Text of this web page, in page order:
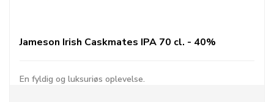
Jameson Irish Caskmates IPA 70 cl. - 40%
En fyldig og luksuriøs oplevelse.